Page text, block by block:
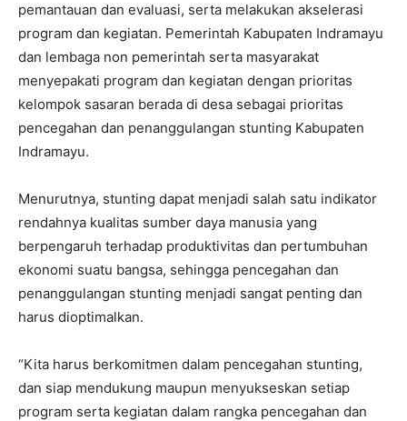
pemantauan dan evaluasi, serta melakukan akselerasi
program dan kegiatan. Pemerintah Kabupaten Indramayu
dan lembaga non pemerintah serta masyarakat
menyepakati program dan kegiatan dengan prioritas
kelompok sasaran berada di desa sebagai prioritas
pencegahan dan penanggulangan stunting Kabupaten
Indramayu.
Menurutnya, stunting dapat menjadi salah satu indikator
rendahnya kualitas sumber daya manusia yang
berpengaruh terhadap produktivitas dan pertumbuhan
ekonomi suatu bangsa, sehingga pencegahan dan
penanggulangan stunting menjadi sangat penting dan
harus dioptimalkan.
“Kita harus berkomitmen dalam pencegahan stunting,
dan siap mendukung maupun menyukseskan setiap
program serta kegiatan dalam rangka pencegahan dan